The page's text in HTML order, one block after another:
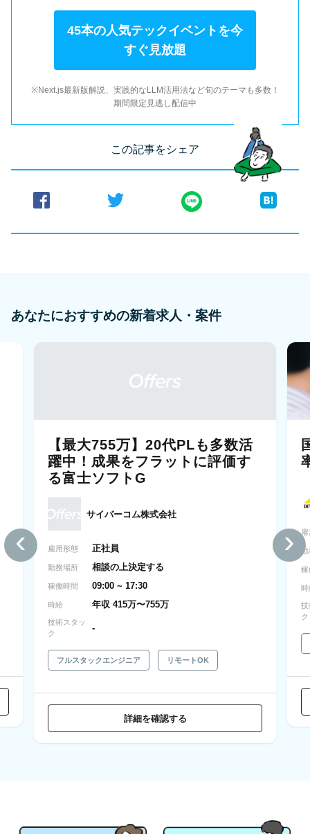
45本の人気テックイベントを今
すぐ見放題
※Next.js最新版解説、実践的なLLM活用法など旬のテーマも多数！
期間限定見逃し配信中
この記事をシェア
あなたにおすすめの新着求人・案件
【最大755万】20代PLも多数活
躍中！成果をフラットに評価す
る富士ソフトG
サイバーコム株式会社
雇用形態 正社員
勤務場所 相談の上決定する
稼働時間 09:00 ~ 17:30
時給 年収 415万〜755万
技術スタッ
ク
-
フルスタックエンジニア リモートOK
詳細を確認する
雇
稼
時
技
ク
‹ ›